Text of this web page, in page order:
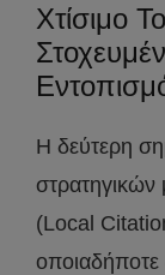
Χτίσιμο
Η δεύτερη
στρατηγικών
(Local